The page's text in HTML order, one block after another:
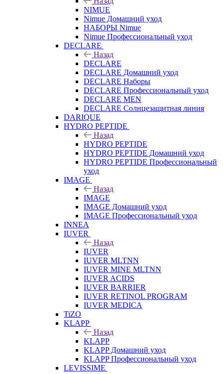
NIMUE
Nimue Домашний уход
НАБОРЫ Nimue
Nimue Профессиональный уход
DECLARE
Назад
DECLARE
DECLARE Домашний уход
DECLARE Наборы
DECLARE Профессиональный уход
DECLARE MEN
DECLARE Солнцезащитная линия
DARIQUE
HYDRO PEPTIDE
Назад
HYDRO PEPTIDE
HYDRO PEPTIDE Домашний уход
HYDRO PEPTIDE Профессиональный
уход
IMAGE
Назад
IMAGE
IMAGE Домашний уход
IMAGE Профессиональный уход
INNEA
IUVER
Назад
IUVER
IUVER MLTNN
IUVER MINE MLTNN
IUVER ACIDS
IUVER BARRIER
IUVER RETINOL PROGRAM
IUVER MEDICA
TiZO
KLAPP
Назад
KLAPP
KLAPP Домашний уход
KLAPP Профессиональный уход
LEVISSIME